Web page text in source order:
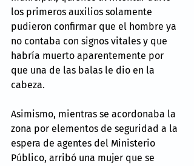
los primeros auxilios solamente
pudieron confirmar que el hombre ya
no contaba con signos vitales y que
habría muerto aparentemente por
que una de las balas le dio en la
cabeza.
Asimismo, mientras se acordonaba la
zona por elementos de seguridad a la
espera de agentes del Ministerio
Público, arribó una mujer que se